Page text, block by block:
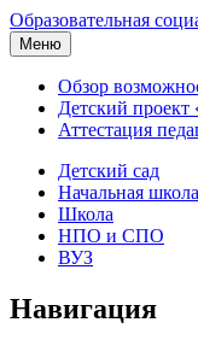
Образовательная
Меню
Обзор
Детский проект
Аттестация
Детский сад
Начальная школа
Школа
НПО и СПО
ВУЗ
Навигация